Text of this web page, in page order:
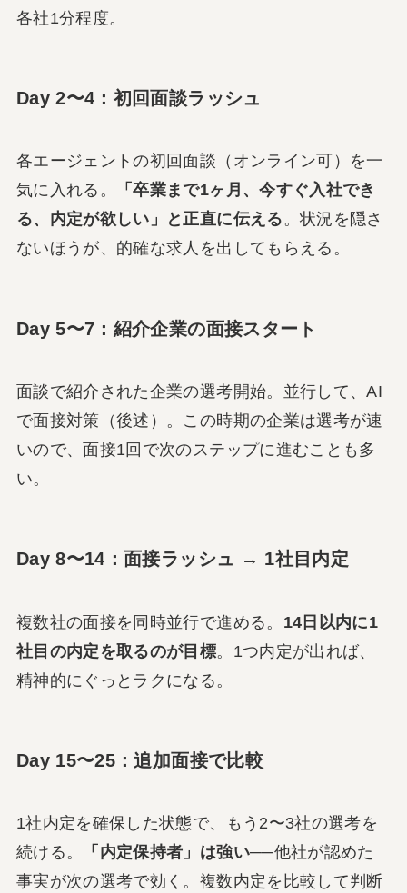
各社1分程度。
Day 2〜4：初回面談ラッシュ
各エージェントの初回面談（オンライン可）を一
気に入れる。
「卒業まで1ヶ月、今すぐ入社でき
る、内定が欲しい」と正直に伝える。状況を隠さ
ないほうが、的確な求人を出してもらえる。
Day 5〜7：紹介企業の面接スタート
面談で紹介された企業の選考開始。並行して、AI
で面接対策（後述）。この時期の企業は選考が速
いので、面接1回で次のステップに進むことも多
い。
Day 8〜14：面接ラッシュ → 1社目内定
複数社の面接を同時並行で進める。 14日以内に1
社目の内定を取るのが目標。1つ内定が出れば、
精神的にぐっとラクになる。
Day 15〜25：追加面接で比較
1社内定を確保した状態で、もう2〜3社の選考を
続ける。
「内定保持者」は強い──他社が認めた
事実が次の選考で効く。複数内定を比較して判断